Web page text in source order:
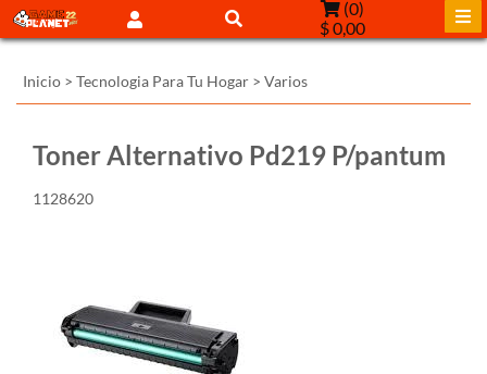
(0)
$ 0,00
Inicio > Tecnologia Para Tu Hogar > Varios
Toner Alternativo Pd219 P/pantum
1128620